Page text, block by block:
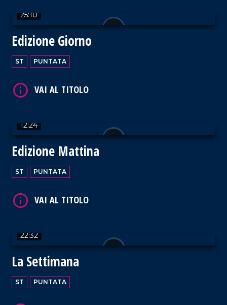
25:10
Edizione Giorno
ST PUNTATA
12:24
Edizione Mattina
ST PUNTATA
22:32
La Settimana
ST PUNTATA